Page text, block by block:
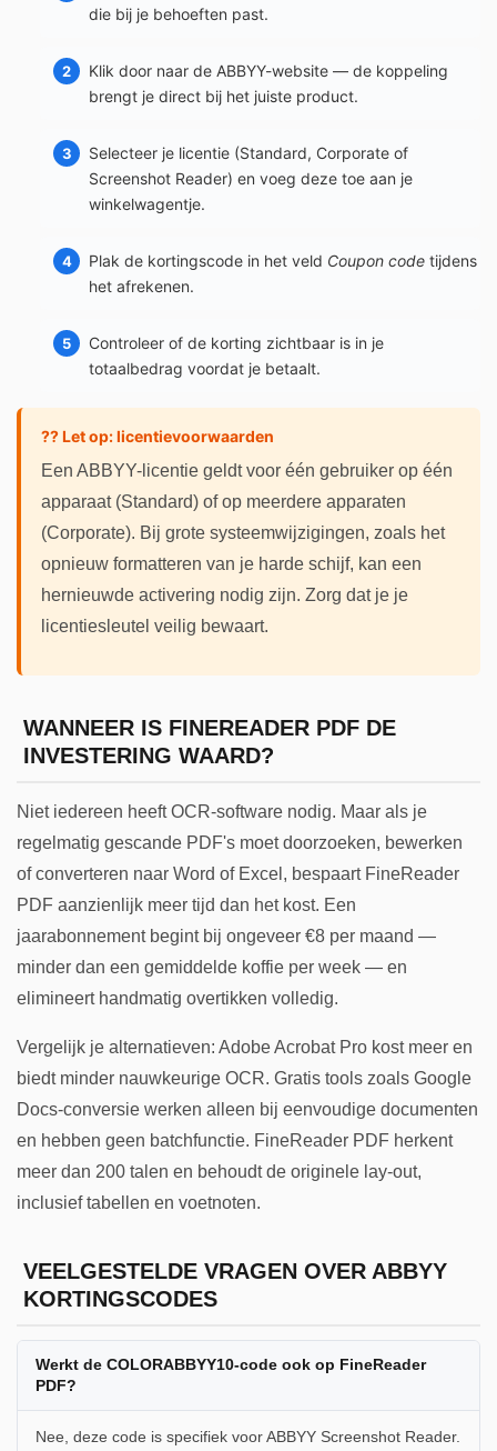
die bij je behoeften past.
Klik door naar de ABBYY-website — de koppeling
brengt je direct bij het juiste product.
Selecteer je licentie (Standard, Corporate of
Screenshot Reader) en voeg deze toe aan je
winkelwagentje.
Plak de kortingscode in het veld Coupon code tijdens
het afrekenen.
Controleer of de korting zichtbaar is in je
totaalbedrag voordat je betaalt.
?? Let op: licentievoorwaarden
Een ABBYY-licentie geldt voor één gebruiker op één
apparaat (Standard) of op meerdere apparaten
(Corporate). Bij grote systeemwijzigingen, zoals het
opnieuw formatteren van je harde schijf, kan een
hernieuwde activering nodig zijn. Zorg dat je je
licentiesleutel veilig bewaart.
WANNEER IS FINEREADER PDF DE
INVESTERING WAARD?
Niet iedereen heeft OCR-software nodig. Maar als je
regelmatig gescande PDF's moet doorzoeken, bewerken
of converteren naar Word of Excel, bespaart FineReader
PDF aanzienlijk meer tijd dan het kost. Een
jaarabonnement begint bij ongeveer €8 per maand —
minder dan een gemiddelde koffie per week — en
elimineert handmatig overtikken volledig.
Vergelijk je alternatieven: Adobe Acrobat Pro kost meer en
biedt minder nauwkeurige OCR. Gratis tools zoals Google
Docs-conversie werken alleen bij eenvoudige documenten
en hebben geen batchfunctie. FineReader PDF herkent
meer dan 200 talen en behoudt de originele lay-out,
inclusief tabellen en voetnoten.
VEELGESTELDE VRAGEN OVER ABBYY
KORTINGSCODES
Werkt de COLORABBYY10-code ook op FineReader
PDF?
Nee, deze code is specifiek voor ABBYY Screenshot Reader.